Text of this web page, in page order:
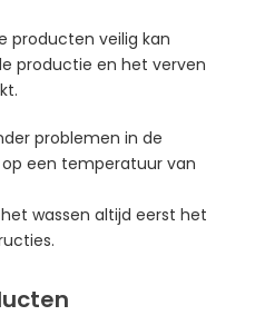
producten veilig kan
productie en het verven
problemen in de
een temperatuur van
wassen altijd eerst het